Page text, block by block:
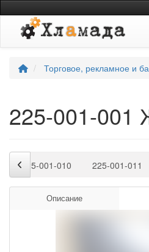
Торговое, рекламное и
225-001-001
225-001-010 225-001-011
Описание